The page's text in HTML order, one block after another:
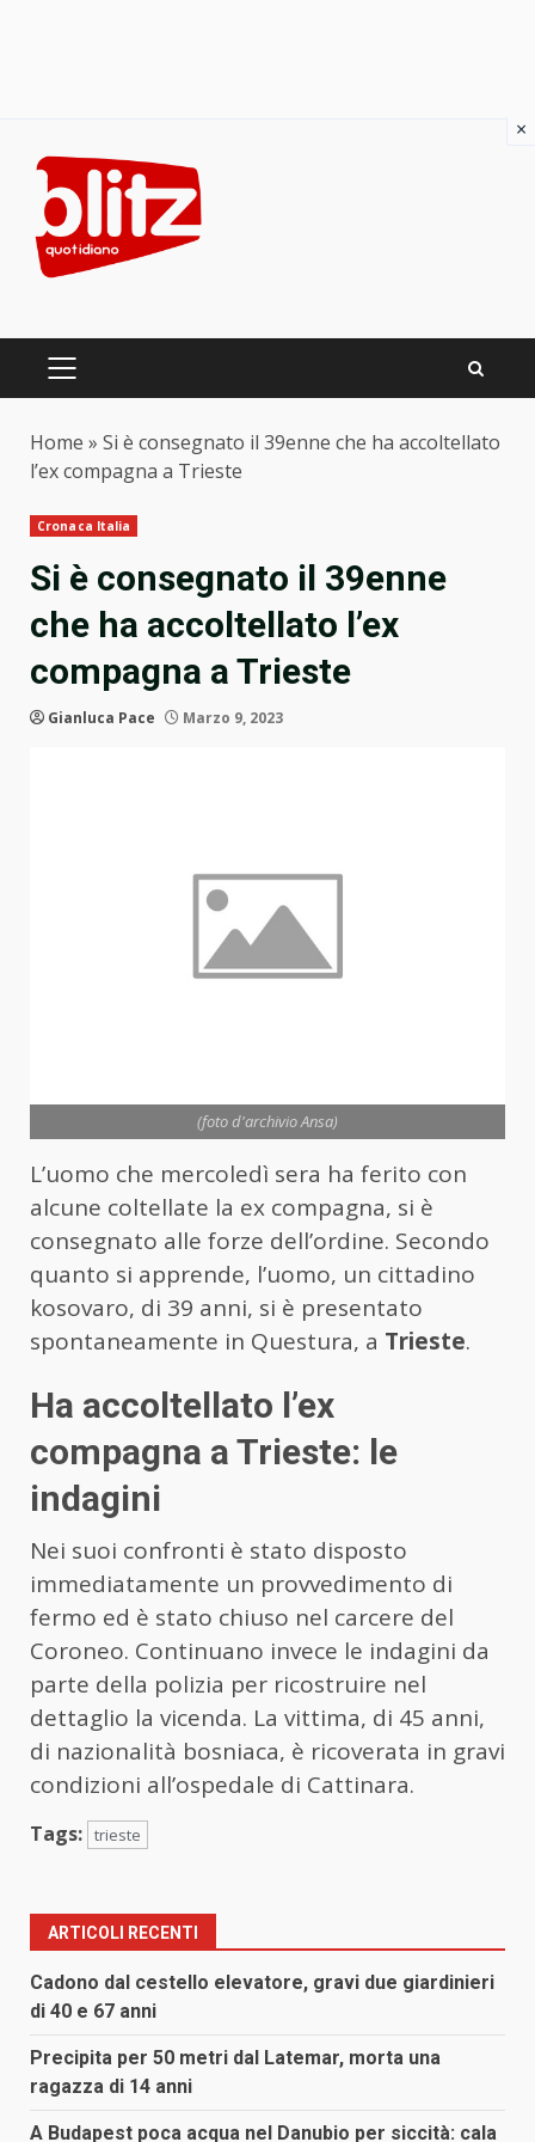
content
PRIMARY
Home » Si è consegnato il 39enne che ha accoltellato
l’ex compagna a Trieste
Cronaca Italia
Si è consegnato il 39enne
che ha accoltellato l’ex
compagna a Trieste
Gianluca Pace Marzo 9, 2023
(foto d'archivio Ansa)
L’uomo che mercoledì sera ha ferito con
alcune coltellate la ex compagna, si è
consegnato alle forze dell’ordine. Secondo
quanto si apprende, l’uomo, un cittadino
kosovaro, di 39 anni, si è presentato
spontaneamente in Questura, a Trieste.
Ha accoltellato l’ex
compagna a Trieste: le
indagini
Nei suoi confronti è stato disposto
immediatamente un provvedimento di
fermo ed è stato chiuso nel carcere del
Coroneo. Continuano invece le indagini da
parte della polizia per ricostruire nel
dettaglio la vicenda. La vittima, di 45 anni,
di nazionalità bosniaca, è ricoverata in gravi
condizioni all’ospedale di Cattinara.
Tags: trieste
ARTICOLI RECENTI
Cadono dal cestello elevatore, gravi due giardinieri
di 40 e 67 anni
Precipita per 50 metri dal Latemar, morta una
ragazza di 14 anni
A Budapest poca acqua nel Danubio per siccità: cala
×